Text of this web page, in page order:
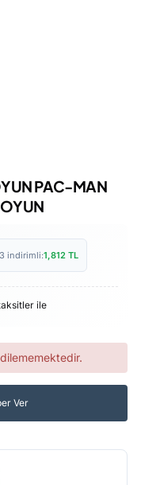
PAC-MAN
indirimli:1,812TL
ile
Ver